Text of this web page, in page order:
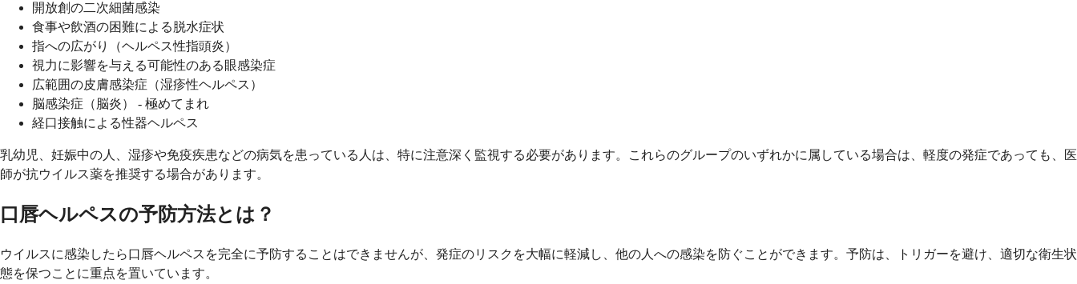
開放創の二次細菌感染
食事や飲酒の困難による脱水症状
指への広がり（ヘルペス性指頭炎）
視力に影響を与える可能性のある眼感染症
広範囲の皮膚感染症（湿疹性ヘルペス）
脳感染症（脳炎） - 極めてまれ
経口接触による性器ヘルペス
乳幼児、妊娠中の人、湿疹や免疫疾患などの病気を患っている人は、特に注意深く監視する必要があります。これらのグループのいずれかに属している場合は、軽度の発症であっても、医
師が抗ウイルス薬を推奨する場合があります。
口唇ヘルペスの予防方法とは？
ウイルスに感染したら口唇ヘルペスを完全に予防することはできませんが、発症のリスクを大幅に軽減し、他の人への感染を防ぐことができます。予防は、トリガーを避け、適切な衛生状
態を保つことに重点を置いています。